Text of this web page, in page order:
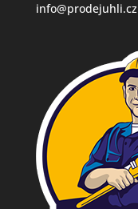
info@prodejuhli.cz